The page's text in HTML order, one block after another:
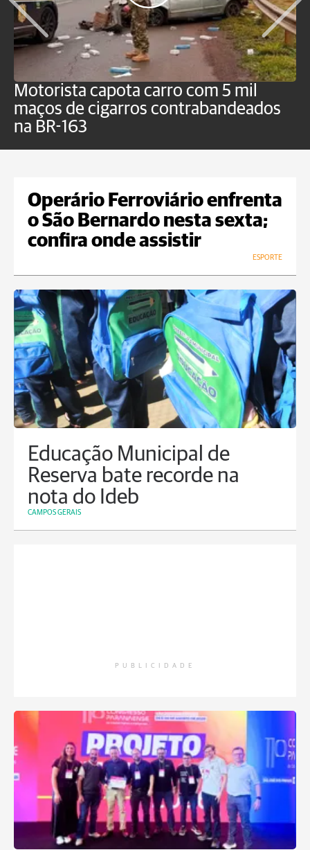
Motorista capota carro com 5 mil
maços de cigarros contrabandeados
na BR-163
Operário Ferroviário enfrenta
o São Bernardo nesta sexta;
confira onde assistir
ESPORTE
Educação Municipal de
Reserva bate recorde na
nota do Ideb
CAMPOS GERAIS
PUBLICIDADE